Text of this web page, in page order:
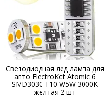
Светодиодная лед лампа для
авто ElectroKot Atomic 6
SMD3030 T10 W5W 3000K
желтая 2 шт